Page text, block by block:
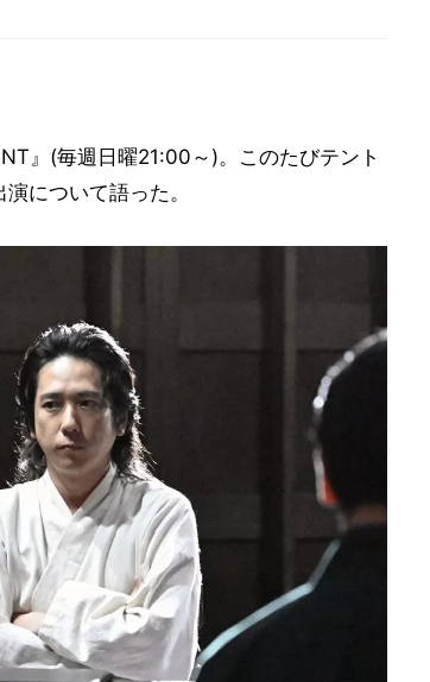
』(毎週日曜21:00～)。このたびテント
について語った。